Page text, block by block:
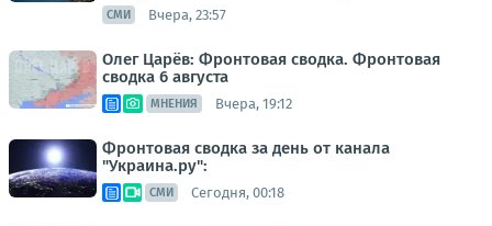
СМИ Вчера, 23:57
Олег Царёв: Фронтовая сводка. Фронтовая
сводка 6 августа
МНЕНИЯ Вчера, 19:12
Фронтовая сводка за день от канала
"Украина.ру":
СМИ Сегодня, 00:18